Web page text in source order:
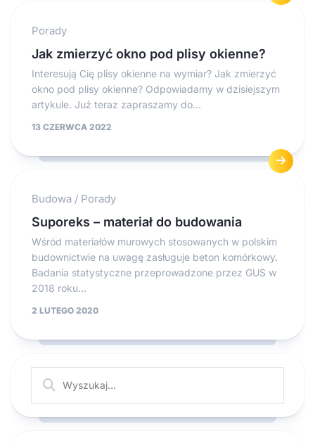
Porady
Jak zmierzyć okno pod plisy okienne?
Interesują Cię plisy okienne na wymiar? Jak zmierzyć
okno pod plisy okienne? Odpowiadamy w dzisiejszym
artykule. Już teraz zapraszamy do...
13 CZERWCA 2022
Budowa / Porady
Suporeks – materiał do budowania
Wśród materiałów murowych stosowanych w polskim
budownictwie na uwagę zasługuje beton komórkowy.
Badania statystyczne przeprowadzone przez GUS w
2018 roku...
2 LUTEGO 2020